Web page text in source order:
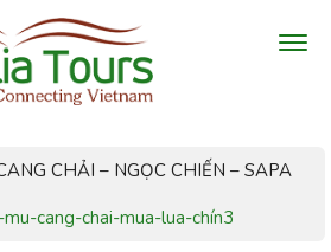
CHẢI – NGỌC CHIẾN – SAPA
cang-chai-mua-lua-chín3